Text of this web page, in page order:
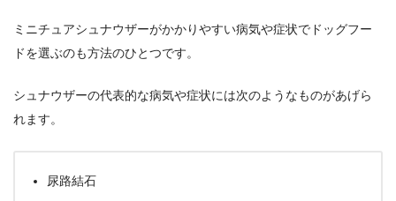
ミニチュアシュナウザーがかかりやすい病気や症状でドッグフー
ドを選ぶのも方法のひとつです。
シュナウザーの代表的な病気や症状には次のようなものがあげら
れます。
尿路結石